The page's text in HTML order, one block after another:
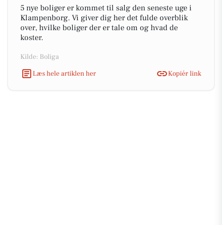
5 nye boliger er kommet til salg den seneste uge i
Klampenborg. Vi giver dig her det fulde overblik
over, hvilke boliger der er tale om og hvad de
koster.
Kilde: Boliga
Læs hele artiklen her
Kopiér link